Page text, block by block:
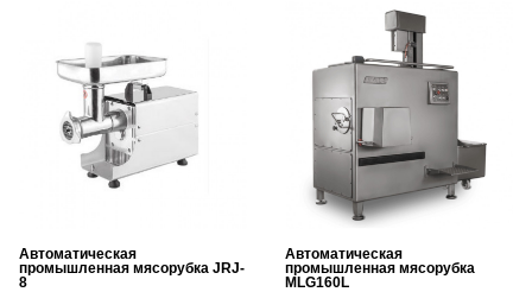
Автоматическая
промышленная мясорубка JRJ-
8
Автоматическая
промышленная мясорубка
MLG160L